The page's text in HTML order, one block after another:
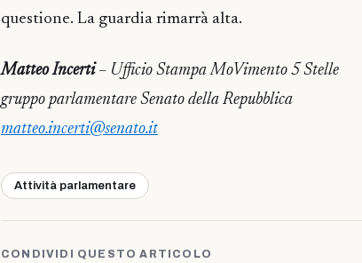
questione. La guardia rimarrà alta.
Matteo Incerti– Ufficio Stampa MoVimento 5 Stelle
gruppo parlamentare Senato della Repubblica
matteo.incerti@senato.it
Attività parlamentare
CONDIVIDI QUESTO ARTICOLO